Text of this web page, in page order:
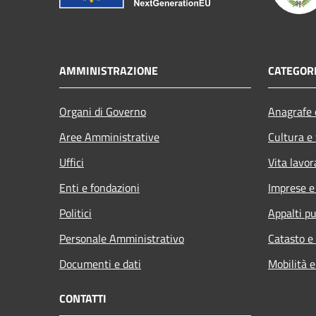
AMMINISTRAZIONE
Organi di Governo
Aree Amministrative
Uffici
Enti e fondazioni
Politici
Personale Amministrativo
Documenti e dati
Cultura
Vita
Imprese
Appalti
Catasto
Mobilità
CONTATTI